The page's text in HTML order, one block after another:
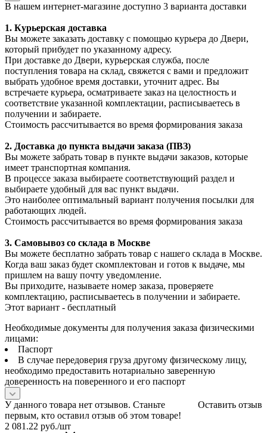
В нашем интернет-магазине доступно 3 варианта доставки
1. Курьерская доставка
Вы можете заказать доставку с помощью курьера до Двери,
который прибудет по указанному адресу.
При доставке до Двери, курьерская служба, после
поступления товара на склад, свяжется с вами и предложит
выбрать удобное время доставки, уточнит адрес. Вы
встречаете курьера, осматриваете заказ на целостность и
соответствие указанной комплектации, расписываетесь в
получении и забираете.
Стоимость рассчитывается во время формирования заказа
2. Доставка до пункта выдачи заказа (ПВЗ)
Вы можете забрать товар в пункте выдачи заказов, которые
имеет транспортная компания.
В процессе заказа выбираете соответствующий раздел и
выбираете удобный для вас пункт выдачи.
Это наиболее оптимальный вариант получения посылки для
работающих людей.
Стоимость рассчитывается во время формирования заказа
3. Самовывоз со склада в Москве
Вы можете бесплатно забрать товар с нашего склада в Москве.
Когда ваш заказ будет скомплектован и готов к выдаче, мы
пришлем на вашу почту уведомление.
Вы приходите, называете номер заказа, проверяете
комплектацию, расписываетесь в получении и забираете.
Этот вариант - бесплатный
Необходимые документы для получения заказа физическими
лицами:
Паспорт
В случае передоверия груза другому физическому лицу,
необходимо предоставить нотариально заверенную
доверенность на поверенного и его паспорт
Оставить отзыв
У данного товара нет отзывов. Станьте
первым, кто оставил отзыв об этом товаре!
2 081.22 руб./шт